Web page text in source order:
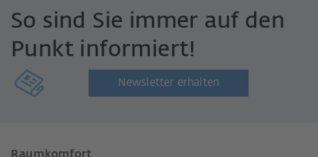
So sind Sie immer auf den
Punkt informiert!
Newsletter erhalten